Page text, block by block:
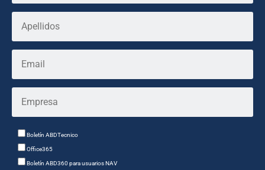
Boletín ABDTecnico
Office365
Boletín ABD360 para usuarios NAV